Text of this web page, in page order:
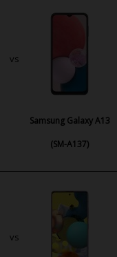
vs
Samsung Galaxy A13
(SM-A137)
vs